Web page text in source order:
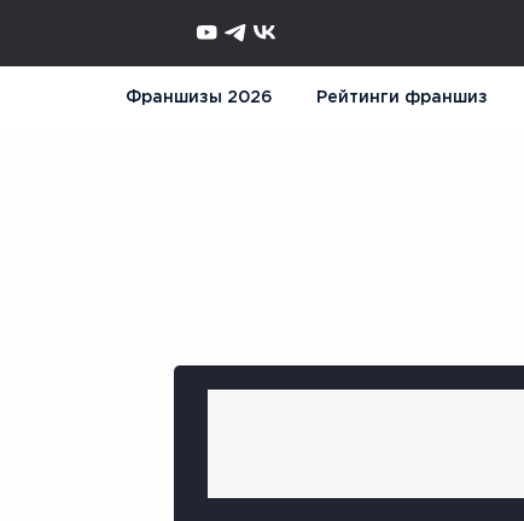
Франшизы 2026 Рейтинги франшиз